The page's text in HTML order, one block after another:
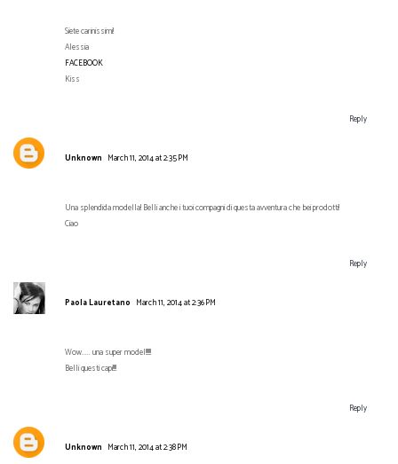
Siete carinissimi!
Alessia
FACEBOOK
Kiss
Reply
Unknown March 11, 2014 at 2:35 PM
Una splendida modella! Belli anche i tuoi compagni di questa avventura che bei prodotti!
Ciao
Reply
Paola Lauretano March 11, 2014 at 2:36 PM
Wow..... una super model!!!!!!
Belli questi capi!!!!
Reply
Unknown March 11, 2014 at 2:38 PM